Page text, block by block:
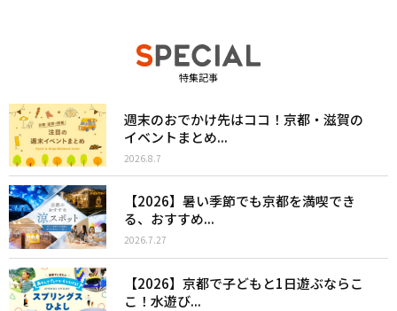
特集記事
週末のおでかけ先はココ！京都・滋賀の
イベントまとめ...
2026.8.7
【2026】暑い季節でも京都を満喫でき
る、おすすめ...
2026.7.27
【2026】京都で子どもと1日遊ぶならこ
こ！水遊び...